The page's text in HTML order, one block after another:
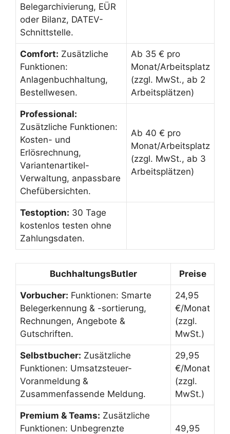
Belegarchivierung, EÜR
oder Bilanz, DATEV-
Schnittstelle.
Comfort: Zusätzliche
Funktionen:
Anlagenbuchhaltung,
Bestellwesen.
Ab 35 € pro
Monat/Arbeitsplatz
(zzgl. MwSt., ab 2
Arbeitsplätzen)
Professional:
Zusätzliche Funktionen:
Kosten- und
Erlösrechnung,
Variantenartikel-
Verwaltung, anpassbare
Chefübersichten.
Ab 40 € pro
Monat/Arbeitsplatz
(zzgl. MwSt., ab 3
Arbeitsplätzen)
Testoption: 30 Tage
kostenlos testen ohne
Zahlungsdaten.
BuchhaltungsButler Preise
Vorbucher: Funktionen: Smarte
Belegerkennung & -sortierung,
Rechnungen, Angebote &
Gutschriften.
24,95
€/Monat
(zzgl.
MwSt.)
Selbstbucher: Zusätzliche
Funktionen: Umsatzsteuer-
Voranmeldung &
Zusammenfassende Meldung.
29,95
€/Monat
(zzgl.
MwSt.)
Premium & Teams: Zusätzliche
Funktionen: Unbegrenzte
49,95